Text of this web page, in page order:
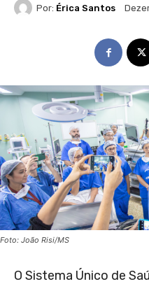
Por: Érica Santos
Foto: João Risi/MS
O Sistema Único de